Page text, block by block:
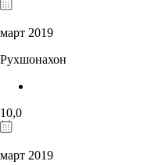
март 2019
Рухшонахон
10,0
март 2019